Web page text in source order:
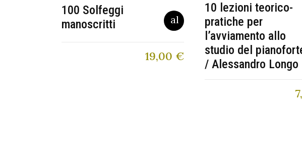
100 Solfeggi
manoscritti
19,00 €
10 lezioni teorico-
pratiche per
l’avviamento allo
studio del
/ Alessandro Longo